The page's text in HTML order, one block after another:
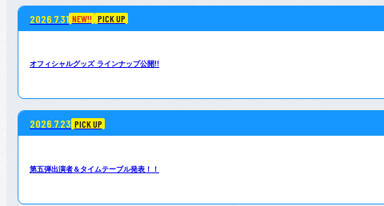
2026.7.31 NEW!! PICK UP
オフィシャルグッズ ラインナップ公開!!
2026.7.23 PICK UP
第五弾出演者＆タイムテーブル発表！！